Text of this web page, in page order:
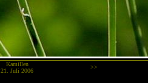
Kamillen >>
21. Juli 2006